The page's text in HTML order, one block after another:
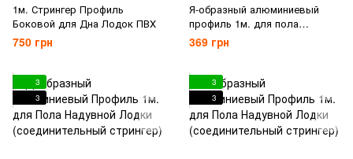
1м. Стрингер Профиль
Боковой для Дна Лодок ПВХ
750 грн
Я-образный алюминиевый
профиль 1м. для пола
надувной лодки
(соединительный стрингер)
369 грн
3
3
3
3